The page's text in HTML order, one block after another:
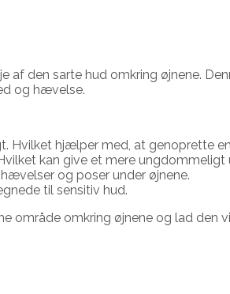
af den sarte hud omkring øjnene.
og hævelse.
Hvilket hjælper med, at genoprette
kan give et mere ungdommeligt
og poser under øjnene.
til sensitiv hud.
område omkring øjnene og lad den